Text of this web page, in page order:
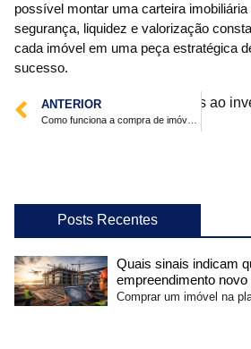
possível montar uma carteira
segurança, liquidez e valorização
cada imóvel em uma peça estratégica
sucesso.
ANTERIORe inovação aplicadas ao
Posts Recentes
Quais sinais indicam
empreendimento
Comprar um imóvel na